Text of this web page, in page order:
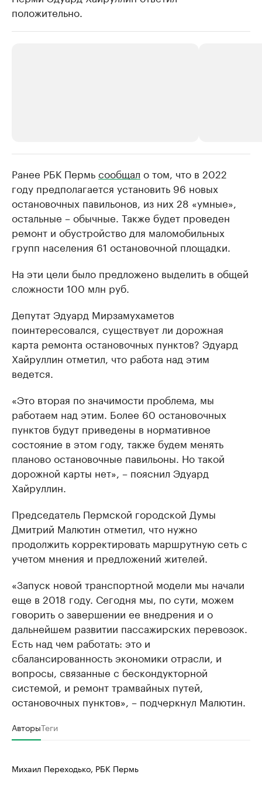
положительно.
Крупнейшие производители и
продавцы медийной продукции
Ознакомьтесь с информацией в каталоге
Страховые
Посмотрите в
Ранее РБК Пермьсообщал о том, что в 2022
году предполагается установить 96 новых
остановочных павильонов, из них 28 «умные»,
остальные – обычные. Также будет проведен
ремонт и обустройство для маломобильных
групп населения 61 остановочной площадки.
На эти цели было предложено выделить в общей
сложности 100 млн руб.
Депутат Эдуард Мирзамухаметов
поинтересовался, существует ли дорожная
карта ремонта остановочных пунктов? Эдуард
Хайруллин отметил, что работа над этим
ведется.
«Это вторая по значимости проблема, мы
работаем над этим. Более 60 остановочных
пунктов будут приведены в нормативное
состояние в этом году, также будем менять
планово остановочные павильоны. Но такой
дорожной карты нет», – пояснил Эдуард
Хайруллин.
Председатель Пермской городской Думы
Дмитрий Малютин отметил, что нужно
продолжить корректировать маршрутную сеть с
учетом мнения и предложений жителей.
«Запуск новой транспортной модели мы начали
еще в 2018 году. Сегодня мы, по сути, можем
говорить о завершении ее внедрения и о
дальнейшем развитии пассажирских перевозок.
Есть над чем работать: это и
сбалансированность экономики отрасли, и
вопросы, связанные с бескондукторной
системой, и ремонт трамвайных путей,
остановочных пунктов», – подчеркнул Малютин.
АвторыТеги
Михаил Переходько, РБК Пермь